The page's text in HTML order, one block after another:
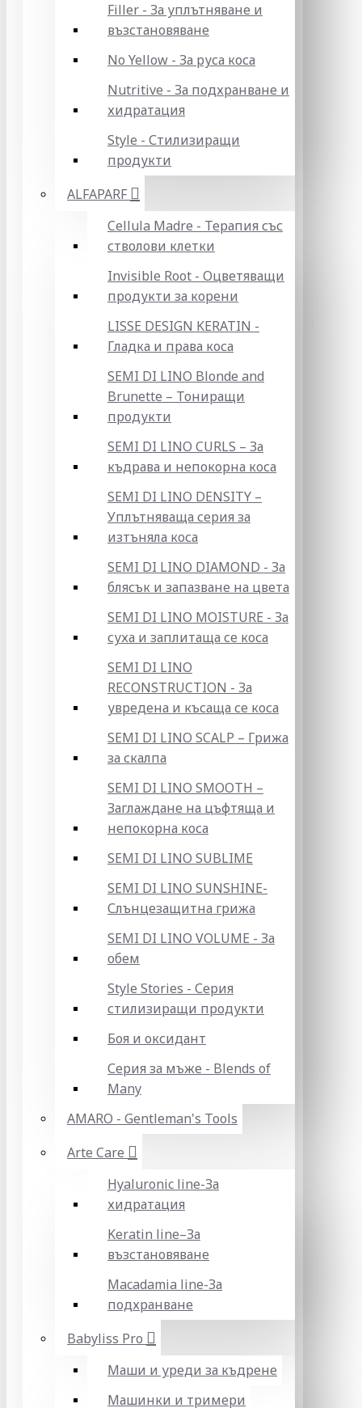
Filler - За уплътняване и
възстановяване
No Yellow - За руса коса
Nutritive - За подхранване и
хидратация
Style - Стилизиращи
продукти
ALFAPARF
Cellula Madre - Терапия със
стволови клетки
Invisible Root - Оцветяващи
продукти за корени
LISSE DESIGN KERATIN -
Гладка и права коса
SEMI DI LINO Blonde and
Brunette – Тониращи
продукти
SEMI DI LINO CURLS – За
къдрава и непокорна коса
SEMI DI LINO DENSITY –
Уплътняваща серия за
изтъняла коса
SEMI DI LINO DIAMOND - За
блясък и запазване на цвета
SEMI DI LINO MOISTURE - За
суха и заплитаща се коса
SEMI DI LINO
RECONSTRUCTION - За
увредена и късаща се коса
SEMI DI LINO SCALP – Грижа
за скалпа
SEMI DI LINO SMOOTH –
Заглаждане на цъфтяща и
непокорна коса
SEMI DI LINO SUBLIME
SEMI DI LINO SUNSHINE-
Слънцезащитна грижа
SEMI DI LINO VOLUME - За
обем
Style Stories - Серия
стилизиращи продукти
Боя и оксидант
Серия за мъже - Blends of
Many
AMARO - Gentleman's Tools
Arte Care
Hyaluronic line-За
хидратация
Keratin line–За
възстановяване
Macadamia line-За
подхранване
Babyliss Pro
Маши и уреди за къдрене
Машинки и тримери